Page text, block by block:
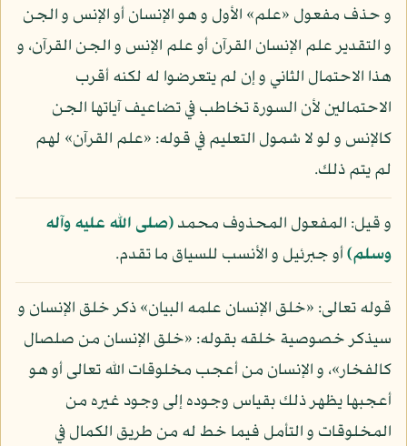
و حذف مفعول «علم» الأول و هو الإنسان أو الإنس و الجن
و التقدير علم الإنسان القرآن أو علم الإنس و الجن القرآن، و
هذا الاحتمال الثاني و إن لم يتعرضوا له لكنه أقرب
الاحتمالين لأن السورة تخاطب في تضاعيف آياتها الجن
كالإنس و لو لا شمول التعليم في قوله: «علم القرآن» لهم
لم يتم ذلك.
و قيل: المفعول المحذوف محمد(صلى الله عليه وآله
وسلم)أو جبرئيل و الأنسب للسياق ما تقدم.
قوله تعالى: «خلق الإنسان علمه البيان» ذكر خلق الإنسان و
سيذكر خصوصية خلقه بقوله: «خلق الإنسان من صلصال
كالفخار»، و الإنسان من أعجب مخلوقات الله تعالى أو هو
أعجبها يظهر ذلك بقياس وجوده إلى وجود غيره من
المخلوقات و التأمل فيما خط له من طريق الكمال في